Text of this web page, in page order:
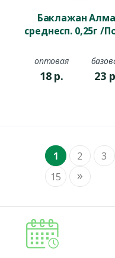
Баклажан
среднесп. 0,25г /
оптовая
18 р. 23
1 2 3
15
»